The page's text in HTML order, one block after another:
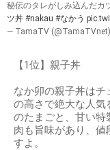
秘伝のタレがしみ込んだカ
ツ丼 #nakau #なかう
— TamaTV (@TamaTVnet)
【1位】親子丼
なか卯の親子丼はチ
の高さで絶大な人気
のたまごと、甘い特
肉も旨味があり、値
すよ。